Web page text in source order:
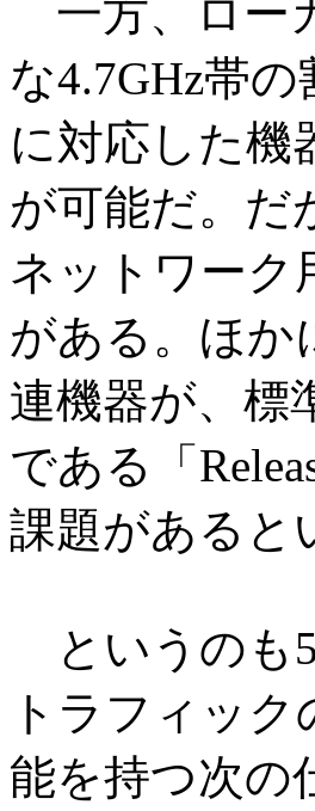
一方、ロー
な4.7GHz帯
に対応した機
が可能だ。だ
ネットワーク
がある。ほか
連機器が、標
である「
課題があると
というのも
トラフィッ
能を持つ次の